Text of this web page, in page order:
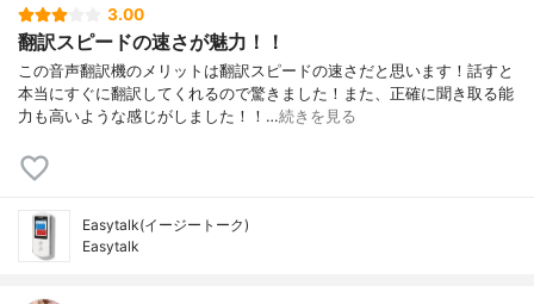
3.00
翻訳スピードの速さが魅力！！
この音声翻訳機のメリットは翻訳スピードの速さだと思います！話すと
本当にすぐに翻訳してくれるので驚きました！また、正確に聞き取る能
力も高いような感じがしました！！…続きを見る
Easytalk(イージートーク)
Easytalk